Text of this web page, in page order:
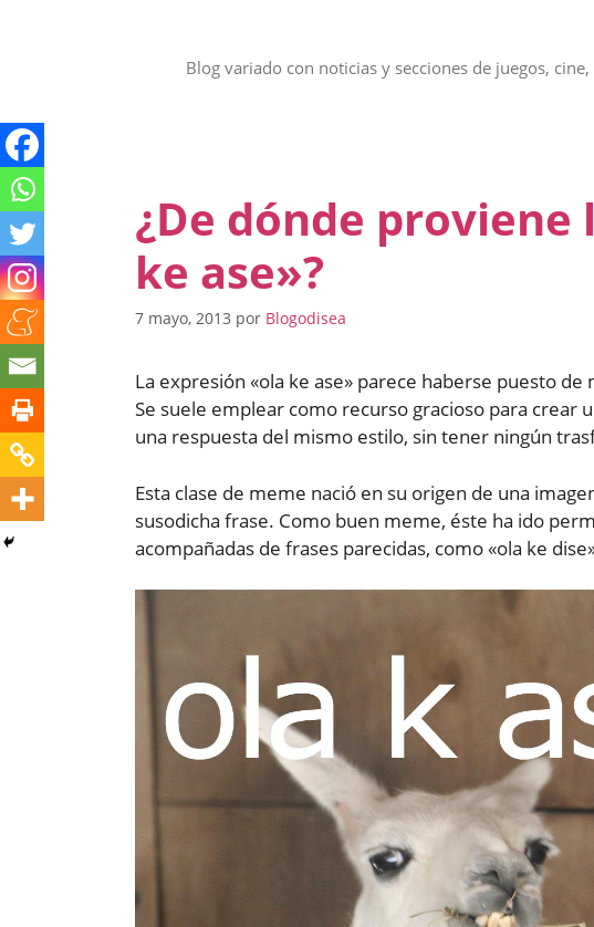
Blog variado con noticias y secciones de juegos,
¿De dónde
ke ase»?
7 mayo, 2013 por Blogodisea
La expresión «ola ke ase» parece haberse puesto
Se suele emplear como recurso gracioso para crear
una respuesta del mismo estilo, sin tener ningún
Esta clase de meme nació en su origen de una
susodicha frase. Como buen meme, éste ha ido
acompañadas de frases parecidas, como «ola ke